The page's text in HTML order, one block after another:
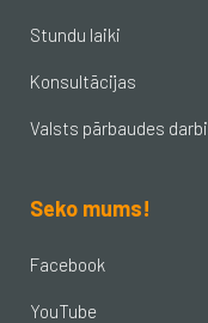
Stundu laiki
Konsultācijas
Valsts pārbaudes darbi
Seko mums!
Facebook
YouTube